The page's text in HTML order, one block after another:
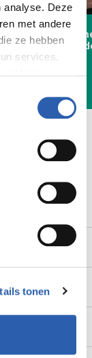
analyse. Deze
met andere
ze hebben
services.
tonen
Huuskes helpt
groeien met
taaltrajecten